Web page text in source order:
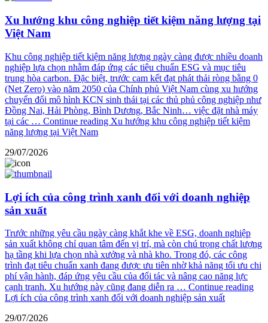
Xu hướng khu công nghiệp tiết kiệm năng lượng tại
Việt Nam
Khu công nghiệp tiết kiệm năng lượng ngày càng được nhiều doanh
nghiệp lựa chọn nhằm đáp ứng các tiêu chuẩn ESG và mục tiêu
trung hòa carbon. Đặc biệt, trước cam kết đạt phát thải ròng bằng 0
(Net Zero) vào năm 2050 của Chính phủ Việt Nam cùng xu hướng
chuyển đổi mô hình KCN sinh thái tại các thủ phủ công nghiệp như
Đồng Nai, Hải Phòng, Bình Dương, Bắc Ninh… việc đặt nhà máy
tại các … Continue reading Xu hướng khu công nghiệp tiết kiệm
năng lượng tại Việt Nam
29/07/2026
Lợi ích của công trình xanh đối với doanh nghiệp
sản xuất
Trước những yêu cầu ngày càng khắt khe về ESG, doanh nghiệp
sản xuất không chỉ quan tâm đến vị trí, mà còn chú trọng chất lượng
hạ tầng khi lựa chọn nhà xưởng và nhà kho. Trong đó, các công
trình đạt tiêu chuẩn xanh đang được ưu tiên nhờ khả năng tối ưu chi
phí vận hành, đáp ứng yêu cầu của đối tác và nâng cao năng lực
cạnh tranh. Xu hướng này cũng đang diễn ra … Continue reading
Lợi ích của công trình xanh đối với doanh nghiệp sản xuất
29/07/2026